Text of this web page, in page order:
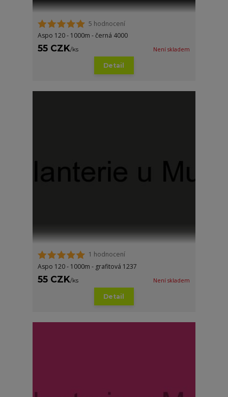
5 hodnocení
Aspo 120 - 1000m - černá 4000
55 CZK/ks Není skladem
Detail
1 hodnocení
Aspo 120 - 1000m - grafitová 1237
55 CZK/ks Není skladem
Detail